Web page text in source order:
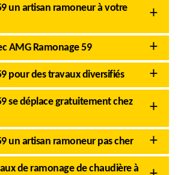
un artisan ramoneur à votre
AMG Ramonage 59
pour des travaux diversifiés
se déplace gratuitement chez
un artisan ramoneur pas cher
de ramonage de chaudière à